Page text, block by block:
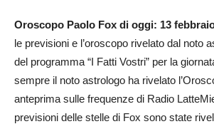
Oroscopo Paolo Fox di oggi: 13
le previsioni e l’oroscopo rivelato dal noto
del programma “I Fatti Vostri” per la
sempre il noto astrologo ha rivelato
anteprima sulle frequenze di Radio
previsioni delle stelle di Fox sono state